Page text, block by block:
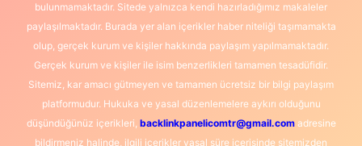
bulunmamaktadır. Sitede yalnızca kendi hazırladığımız makaleler
paylaşılmaktadır. Burada yer alan içerikler haber niteliği taşımamakta
olup, gerçek kurum ve kişiler hakkında paylaşım yapılmamaktadır.
Gerçek kurum ve kişiler ile isim benzerlikleri tamamen tesadüfidir.
Sitemiz, kar amacı gütmeyen ve tamamen ücretsiz bir bilgi paylaşım
platformudur. Hukuka ve yasal düzenlemelere aykırı olduğunu
düşündüğünüz içerikleri, backlinkpanelicomtr@gmail.comadresine
bildirmeniz halinde, ilgili içerikler yasal süre içerisinde sitemizden